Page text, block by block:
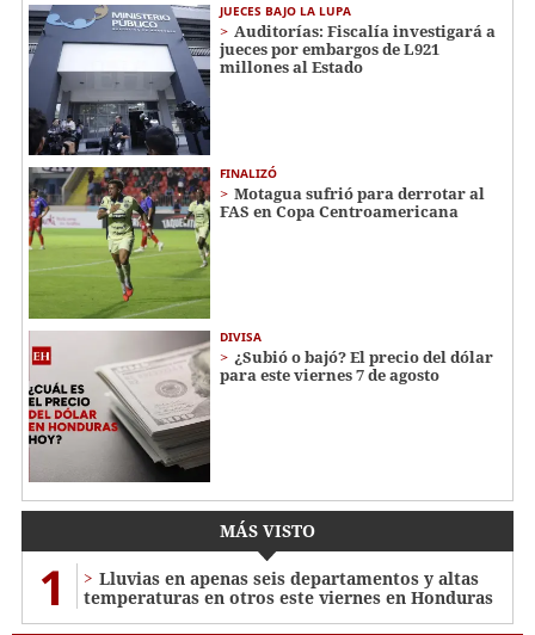
JUECES BAJO LA LUPA
Auditorías: Fiscalía investigará a
jueces por embargos de L921
millones al Estado
FINALIZÓ
Motagua sufrió para derrotar al
FAS en Copa Centroamericana
DIVISA
¿Subió o bajó? El precio del dólar
para este viernes 7 de agosto
MÁS VISTO
1
Lluvias en apenas seis departamentos y altas
temperaturas en otros este viernes en Honduras